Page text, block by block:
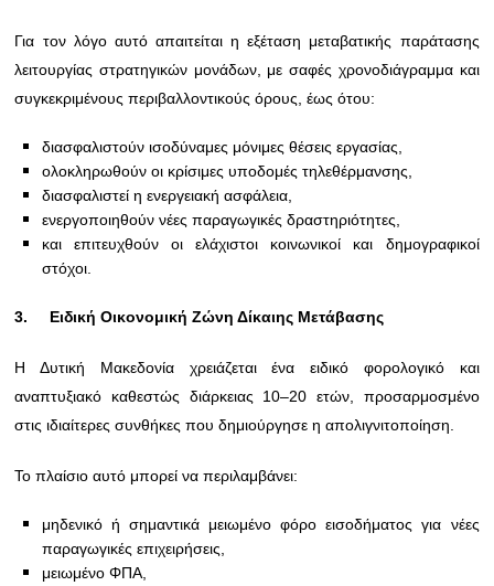
Για τον λόγο αυτό απαιτείται η εξέταση μεταβατικής παράτασης
λειτουργίας στρατηγικών μονάδων, με σαφές χρονοδιάγραμμα και
συγκεκριμένους περιβαλλοντικούς όρους, έως ότου:
διασφαλιστούν ισοδύναμες μόνιμες θέσεις εργασίας,
ολοκληρωθούν οι κρίσιμες υποδομές τηλεθέρμανσης,
διασφαλιστεί η ενεργειακή ασφάλεια,
ενεργοποιηθούν νέες παραγωγικές δραστηριότητες,
και επιτευχθούν οι ελάχιστοι κοινωνικοί και δημογραφικοί
στόχοι.
3. Ειδική Οικονομική Ζώνη Δίκαιης Μετάβασης
Η Δυτική Μακεδονία χρειάζεται ένα ειδικό φορολογικό και
αναπτυξιακό καθεστώς διάρκειας 10–20 ετών, προσαρμοσμένο
στις ιδιαίτερες συνθήκες που δημιούργησε η απολιγνιτοποίηση.
Το πλαίσιο αυτό μπορεί να περιλαμβάνει:
μηδενικό ή σημαντικά μειωμένο φόρο εισοδήματος για νέες
παραγωγικές επιχειρήσεις,
μειωμένο ΦΠΑ,